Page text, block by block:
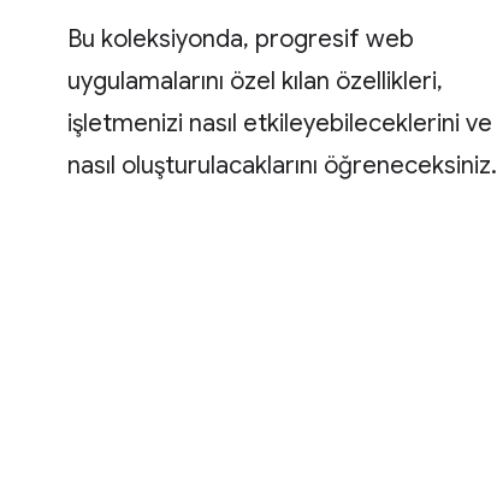
Bu koleksiyonda, progresif web
uygulamalarını özel kılan özellikleri,
işletmenizi nasıl etkileyebileceklerini ve
nasıl oluşturulacaklarını öğreneceksiniz.